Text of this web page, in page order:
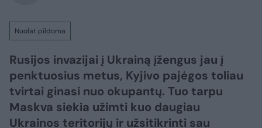
Nuolat pildoma
Rusijos invazijai į Ukrainą įžengus jau į
penktuosius metus, Kyjivo pajėgos toliau
tvirtai ginasi nuo okupantų. Tuo tarpu
Maskva siekia užimti kuo daugiau
Ukrainos teritorijų ir užsitikrinti sau